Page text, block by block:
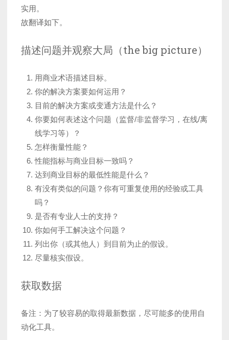
实用。
故翻译如下。
描述问题并观察大局（the big picture）
用商业术语描述目标。
你的解决方案要如何运用？
目前的解决方案或变通方法是什么？
你要如何表述这个问题（监督/非监督学习，在线/离
线学习等）？
怎样衡量性能？
性能指标与商业目标一致吗？
达到商业目标的最低性能是什么？
有没有类似的问题？你有可重复使用的经验或工具
吗？
是否有专业人士的支持？
你如何手工解决这个问题？
列出你（或其他人）到目前为止的假设。
尽量核实假设。
获取数据
备注：为了较容易的取得最新数据，尽可能多的使用自
动化工具。